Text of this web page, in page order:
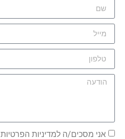
אני מסכים/ה למדיניות הפרטיות